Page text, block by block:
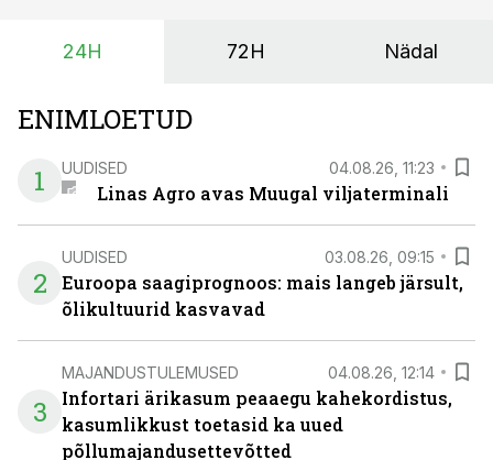
24H 72H Nädal
ENIMLOETUD
1
UUDISED 04.08.26, 11:23
Linas Agro avas Muugal viljaterminali
2
UUDISED 03.08.26, 09:15
Euroopa saagiprognoos: mais langeb järsult,
õlikultuurid kasvavad
3
MAJANDUSTULEMUSED 04.08.26, 12:14
Infortari ärikasum peaaegu kahekordistus,
kasumlikkust toetasid ka uued
põllumajandusettevõtted